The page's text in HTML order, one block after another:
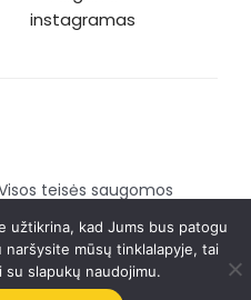
teisės saugomos
agency
užtikrina, kad Jums bus patogu
mūsų tinklalapyje, tai
slapukų naudojimu.